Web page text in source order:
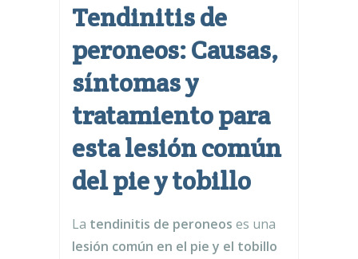
Tendinitis de
peroneos: Causas,
síntomas y
tratamiento para
esta lesión común
del pie y tobillo
La tendinitis de peroneos es una
lesión común en el pie y el tobillo